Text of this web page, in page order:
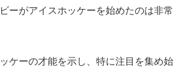
ーがアイスホッケーを始めたのは非常
ケーの才能を示し、特に注目を集め始